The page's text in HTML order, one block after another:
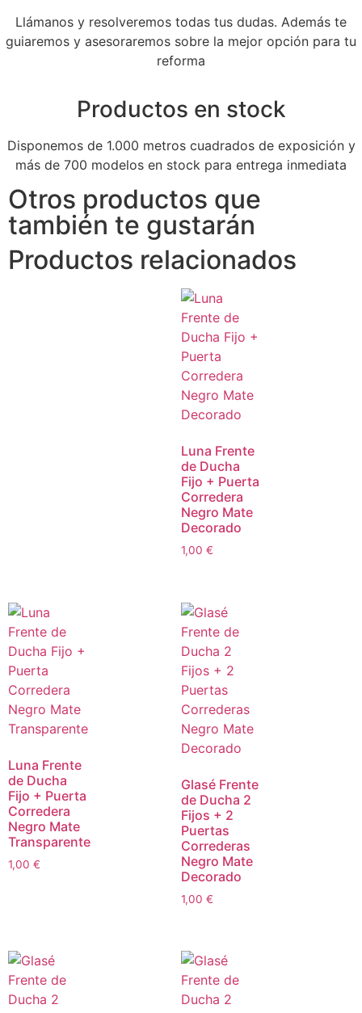
Llámanos y resolveremos todas tus dudas. Además te
guiaremos y asesoraremos sobre la mejor opción para tu
reforma
Productos en stock
Disponemos de 1.000 metros cuadrados de exposición y
más de 700 modelos en stock para entrega inmediata
Otros productos que
también te gustarán
Productos relacionados
Luna Frente
de Ducha
Fijo + Puerta
Corredera
Negro Mate
Decorado
1,00 €
Luna Frente
de Ducha
Fijo + Puerta
Corredera
Negro Mate
Transparente
1,00 €
Glasé Frente
de Ducha 2
Fijos + 2
Puertas
Correderas
Negro Mate
Decorado
1,00 €